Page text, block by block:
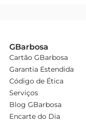
GBarbosa
Cartão GBarbosa
Garantia Estendida
Código de Ética
Serviços
Blog GBarbosa
Encarte do Dia